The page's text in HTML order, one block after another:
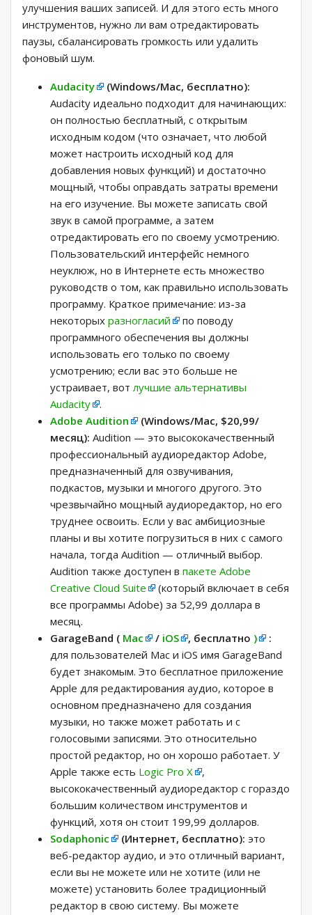
улучшения ваших записей. И для этого есть много
инструментов, нужно ли вам отредактировать
паузы, сбалансировать громкость или удалить
фоновый шум.
Audacity
(Windows/Mac, бесплатно):
Audacity идеально подходит для начинающих:
он полностью бесплатный, с открытым
исходным кодом (что означает, что любой
может настроить исходный код для
добавления новых функций) и достаточно
мощный, чтобы оправдать затраты времени
на его изучение. Вы можете записать свой
звук в самой программе, а затем
отредактировать его по своему усмотрению.
Пользовательский интерфейс немного
неуклюж, но в Интернете есть множество
руководств о том, как правильно использовать
программу. Краткое примечание: из-за
некоторых разногласий
по поводу
программного обеспечения вы должны
использовать его только по своему
усмотрению; если вас это больше не
устраивает, вотлучшие альтернативы
Audacity
.
Adobe Audition
(Windows/Mac, $20,99/
месяц): Audition — это высококачественный
профессиональный аудиоредактор Adobe,
предназначенный для озвучивания,
подкастов, музыки и многого другого. Это
чрезвычайно мощный аудиоредактор, но его
труднее освоить. Если у вас амбициозные
планы и вы хотите погрузиться в них с самого
начала, тогда Audition — отличный выбор.
Audition также доступен в пакете Adobe
Creative Cloud Suite
(который включает в себя
все программы Adobe) за 52,99 доллара в
месяц.
GarageBand ( Mac / iOS , бесплатно )
:
для пользователей Mac и iOS имя GarageBand
будет знакомым. Это бесплатное приложение
Apple для редактирования аудио, которое в
основном предназначено для создания
музыки, но также может работать и с
голосовыми записями. Это относительно
простой редактор, но он хорошо работает. У
Apple также есть Logic Pro X
,
высококачественный аудиоредактор с гораздо
большим количеством инструментов и
функций, хотя он стоит 199,99 долларов.
Sodaphonic
(Интернет, бесплатно): это
веб-редактор аудио, и это отличный вариант,
если вы не можете или не хотите (или не
можете) установить более традиционный
редактор в свою систему. Вы можете